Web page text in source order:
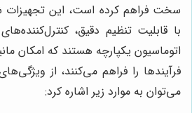
سخت فراهم کرده است، این تجهیزات
با قابلیت تنظیم دقیق،
اتوماسیون یکپارچه هستند که امکان
فرآیندها را فراهم می‌کنند، از
می‌توان به موارد زیر اشاره کرد: